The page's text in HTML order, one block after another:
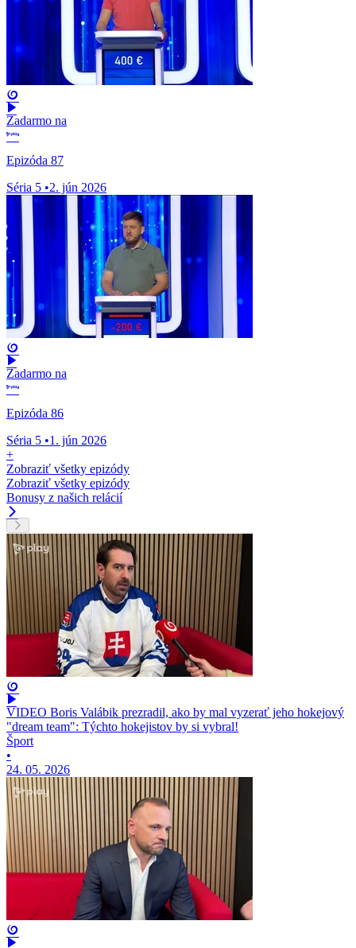
Zadarmo na
Epizóda 87
Séria 5 •2. jún 2026
Zadarmo na
Epizóda 86
Séria 5 •1. jún 2026
+
Zobraziť všetky epizódy
Zobraziť všetky epizódy
Bonusy z našich relácií
VIDEO Boris Valábik prezradil, ako by mal vyzerať jeho hokejový
"dream team": Týchto hokejistov by si vybral!
Šport
•
24. 05. 2026